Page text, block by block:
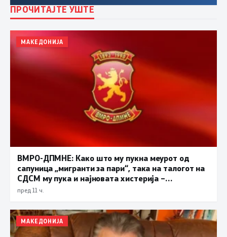
ПРОЧИТАЈТЕ УШТЕ
МАКЕДОНИЈА
ВМРО-ДПМНЕ: Како што му пукна меурот од
сапуница „мигранти за пари“, така на талогот на
СДСМ му пука и најновата хистерија –
прифаќање на француски предлог
пред 11 ч.
МАКЕДОНИЈА